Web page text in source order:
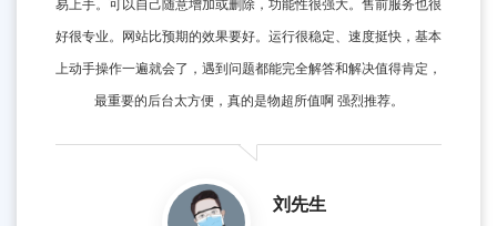
易上手。可以自己随意增加或删除，功能性很强大。售前服务也很
好很专业。网站比预期的效果要好。运行很稳定、速度挺快，基本
上动手操作一遍就会了，遇到问题都能完全解答和解决值得肯定，
最重要的后台太方便，真的是物超所值啊 强烈推荐。
刘先生